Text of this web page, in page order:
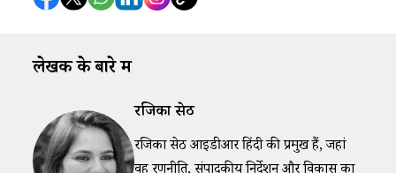
लेखक के बारे में
रजिका सेठ
रजिका सेठ आईडीआर हिंदी की प्रमुख हैं, जहां